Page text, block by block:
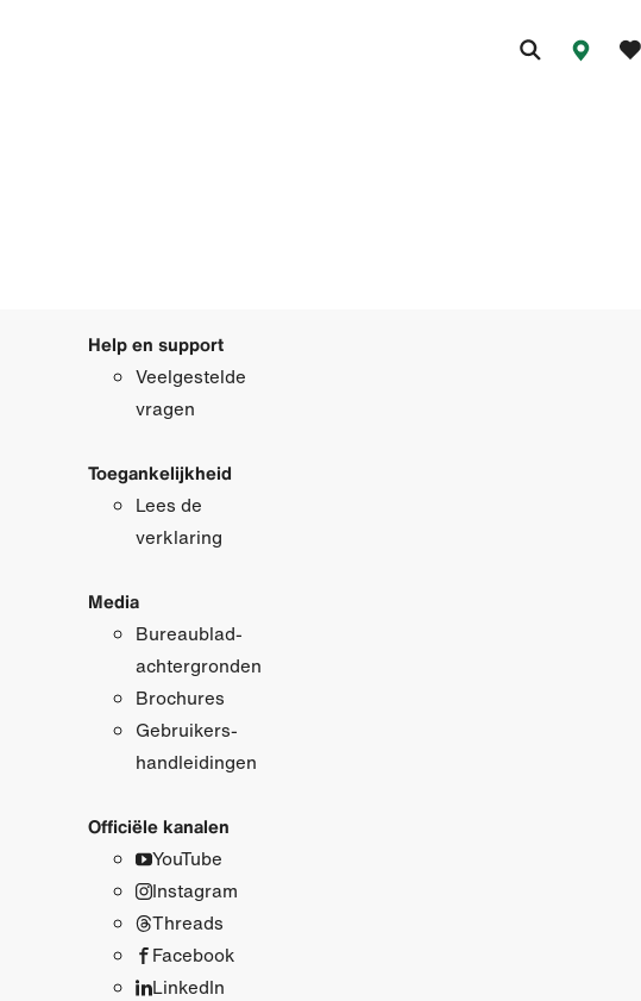
Help en support
Veelgestelde
vragen
Toegankelijkheid
Lees de
verklaring
Media
Bureaublad­
achtergronden
Brochures
Gebruikers­
handleidingen
Officiële kanalen
YouTube
Instagram
Threads
Facebook
LinkedIn